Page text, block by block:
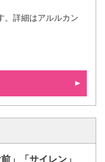
。詳細はアルルカン
」「サイレン」